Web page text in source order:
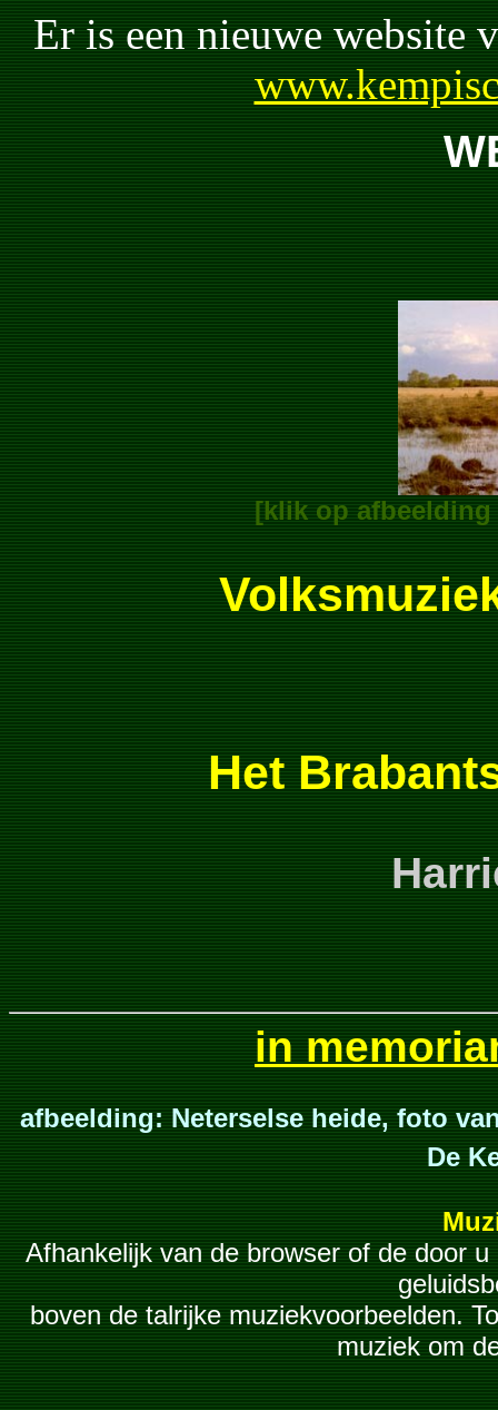
Er is een nieuwe website
[klik op
Het
in
afbeelding: Neterselse heide, foto
De
Afhankelijk van de browser of de door
boven de talrijke muziekvoorbeelden.
muziek om